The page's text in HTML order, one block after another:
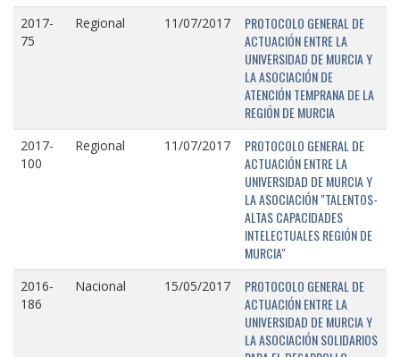
2017-
75
Regional 11/07/2017
PROTOCOLO GENERAL DE
ACTUACIÓN ENTRE LA
UNIVERSIDAD DE MURCIA Y
LA ASOCIACIÓN DE
ATENCIÓN TEMPRANA DE LA
REGIÓN DE MURCIA
2017-
100
Regional 11/07/2017
PROTOCOLO GENERAL DE
ACTUACIÓN ENTRE LA
UNIVERSIDAD DE MURCIA Y
LA ASOCIACIÓN "TALENTOS-
ALTAS CAPACIDADES
INTELECTUALES REGIÓN DE
MURCIA"
2016-
186
Nacional 15/05/2017
PROTOCOLO GENERAL DE
ACTUACIÓN ENTRE LA
UNIVERSIDAD DE MURCIA Y
LA ASOCIACIÓN SOLIDARIOS